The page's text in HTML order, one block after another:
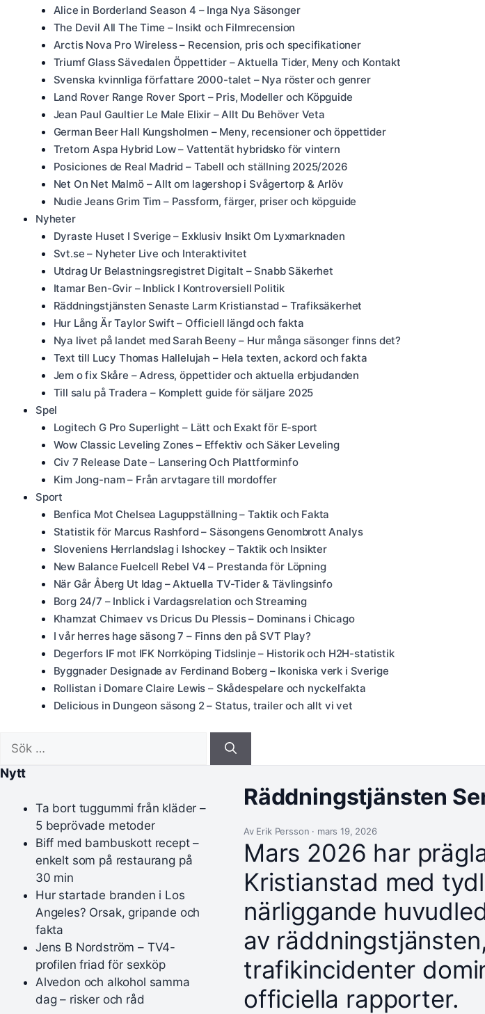
Alice in Borderland Season 4 – Inga Nya Säsonger
The Devil All The Time – Insikt och Filmrecension
Arctis Nova Pro Wireless – Recension, pris och specifikationer
Triumf Glass Sävedalen Öppettider – Aktuella Tider, Meny och Kontakt
Svenska kvinnliga författare 2000-talet – Nya röster och genrer
Land Rover Range Rover Sport – Pris, Modeller och Köpguide
Jean Paul Gaultier Le Male Elixir – Allt Du Behöver Veta
German Beer Hall Kungsholmen – Meny, recensioner och öppettider
Tretorn Aspa Hybrid Low – Vattentät hybridsko för vintern
Posiciones de Real Madrid – Tabell och ställning 2025/2026
Net On Net Malmö – Allt om lagershop i Svågertorp & Arlöv
Nudie Jeans Grim Tim – Passform, färger, priser och köpguide
Nyheter
Dyraste Huset I Sverige – Exklusiv Insikt Om Lyxmarknaden
Svt.se – Nyheter Live och Interaktivitet
Utdrag Ur Belastningsregistret Digitalt – Snabb Säkerhet
Itamar Ben-Gvir – Inblick I Kontroversiell Politik
Räddningstjänsten Senaste Larm Kristianstad – Trafiksäkerhet
Hur Lång Är Taylor Swift – Officiell längd och fakta
Nya livet på landet med Sarah Beeny – Hur många säsonger finns det?
Text till Lucy Thomas Hallelujah – Hela texten, ackord och fakta
Jem o fix Skåre – Adress, öppettider och aktuella erbjudanden
Till salu på Tradera – Komplett guide för säljare 2025
Spel
Logitech G Pro Superlight – Lätt och Exakt för E-sport
Wow Classic Leveling Zones – Effektiv och Säker Leveling
Civ 7 Release Date – Lansering Och Plattforminfo
Kim Jong-nam – Från arvtagare till mordoffer
Sport
Benfica Mot Chelsea Laguppställning – Taktik och Fakta
Statistik för Marcus Rashford – Säsongens Genombrott Analys
Sloveniens Herrlandslag i Ishockey – Taktik och Insikter
New Balance Fuelcell Rebel V4 – Prestanda för Löpning
När Går Åberg Ut Idag – Aktuella TV-Tider & Tävlingsinfo
Borg 24/7 – Inblick i Vardagsrelation och Streaming
Khamzat Chimaev vs Dricus Du Plessis – Dominans i Chicago
I vår herres hage säsong 7 – Finns den på SVT Play?
Degerfors IF mot IFK Norrköping Tidslinje – Historik och H2H-statistik
Byggnader Designade av Ferdinand Boberg – Ikoniska verk i Sverige
Rollistan i Domare Claire Lewis – Skådespelare och nyckelfakta
Delicious in Dungeon säsong 2 – Status, trailer och allt vi vet
efter:
Räddningstjänsten
Av Erik Persson · mars 19, 2026
Mars 2026 har
Kristianstad med
närliggande
av
trafikincidenter
officiella rapporter.
Nytt
Ta bort tuggummi från kläder –
5 beprövade metoder
Biff med bambuskott recept –
enkelt som på restaurang på
30 min
Hur startade branden i Los
Angeles? Orsak, gripande och
fakta
Jens B Nordström – TV4-
profilen friad för sexköp
Alvedon och alkohol samma
dag – risker och råd